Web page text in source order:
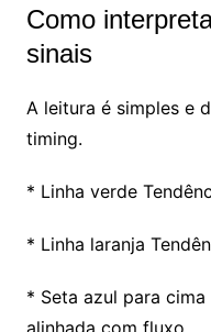
Como
sinais
A leitura é simples e
timing.
* Linha verde
* Linha laranja
* Seta azul para
alinhada com fluxo